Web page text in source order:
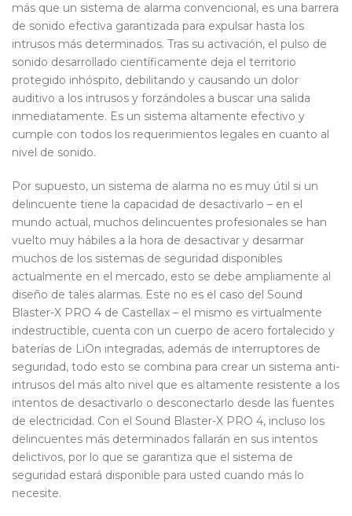
más que un sistema de alarma convencional, es una barrera
de sonido efectiva garantizada para expulsar hasta los
intrusos más determinados. Tras su activación, el pulso de
sonido desarrollado científicamente deja el territorio
protegido inhóspito, debilitando y causando un dolor
auditivo a los intrusos y forzándoles a buscar una salida
inmediatamente. Es un sistema altamente efectivo y
cumple con todos los requerimientos legales en cuanto al
nivel de sonido.
Por supuesto, un sistema de alarma no es muy útil si un
delincuente tiene la capacidad de desactivarlo – en el
mundo actual, muchos delincuentes profesionales se han
vuelto muy hábiles a la hora de desactivar y desarmar
muchos de los sistemas de seguridad disponibles
actualmente en el mercado, esto se debe ampliamente al
diseño de tales alarmas. Este no es el caso del Sound
Blaster-X PRO 4 de Castellax – el mismo es virtualmente
indestructible, cuenta con un cuerpo de acero fortalecido y
baterías de LiOn integradas, además de interruptores de
seguridad, todo esto se combina para crear un sistema anti-
intrusos del más alto nivel que es altamente resistente a los
intentos de desactivarlo o desconectarlo desde las fuentes
de electricidad. Con el Sound Blaster-X PRO 4, incluso los
delincuentes más determinados fallarán en sus intentos
delictivos, por lo que se garantiza que el sistema de
seguridad estará disponible para usted cuando más lo
necesite.